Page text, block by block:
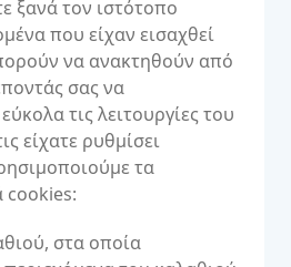
ξανά τον ιστότοπο
που είχαν εισαχθεί
να ανακτηθούν από
σας να
τις λειτουργίες του
είχατε ρυθμίσει
τα
cookies:
στα οποία